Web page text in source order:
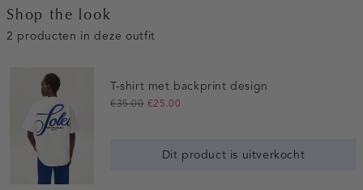
Shop the look
2 producten in deze outfit
T-shirt met backprint design
€35.00 €25.00
Dit product is uitverkocht